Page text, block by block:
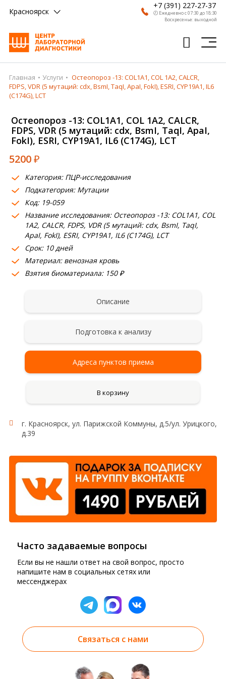
Красноярск
+7 (391) 227-27-37
🕗 Ежедневно с 07:30 до 18:30
Воскресенье: выходной
Главная
Анализы
Врачи
Получить результат
Пациентам
О компании
Где сдать
Партнерам
Главная Услуги
Остеопороз -13: COL1A1, COL 1А2, CALCR,
FDPS, VDR (5 мутаций: cdx, BsmI, TaqI, ApaI, FokI), ESRI, CYP19A1, IL6
(C174G), LCT
Остеопороз -13: COL1A1, COL 1А2, CALCR,
FDPS, VDR (5 мутаций: cdx, BsmI, TaqI, ApaI,
FokI), ESRI, CYP19A1, IL6 (C174G), LCT
5200₽
Категория: ПЦР-исследования
Подкатегория: Мутации
Код: 19-059
Название исследования: Остеопороз -13: COL1A1, COL
1А2, CALCR, FDPS, VDR (5 мутаций: cdx, BsmI, TaqI,
ApaI, FokI), ESRI, CYP19A1, IL6 (C174G), LCT
Срок: 10 дней
Материал: венозная кровь
Взятия биоматериала: 150 ₽
Описание
Подготовка к анализу
Адреса пунктов приема
В корзину
г. Красноярск, ул. Парижской Коммуны, д.5/ул. Урицкого,
д.39
Часто задаваемые вопросы
Если вы не нашли ответ на свой вопрос, просто
напишите нам в социальных сетях или
мессенджерах
Связаться с нами